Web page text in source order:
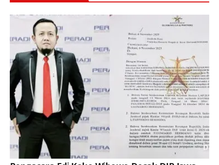
Keterangan Gambar: Pengacara Edi Koko Wibowo, S.H., yang meminta kepastian hukum terkait pemblokiran rekening atas nama Leonardo Hermano.